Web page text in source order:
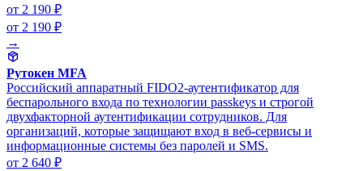
от 2 190 ₽
от 2 190 ₽
→
Рутокен MFA
Российский аппаратный FIDO2-аутентификатор для
беспарольного входа по технологии passkeys и строгой
двухфакторной аутентификации сотрудников. Для
организаций, которые защищают вход в веб-сервисы и
информационные системы без паролей и SMS.
от 2 640 ₽